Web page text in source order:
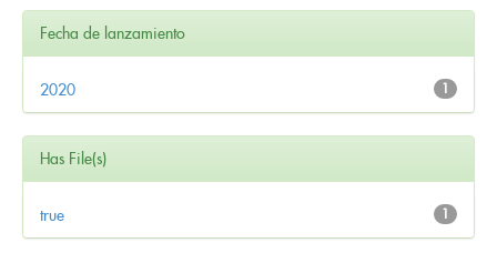
Fecha de lanzamiento
1
2020
Has File(s)
1
true